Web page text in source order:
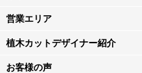
営業エリア
植木カットデザイナー紹介
お客様の声